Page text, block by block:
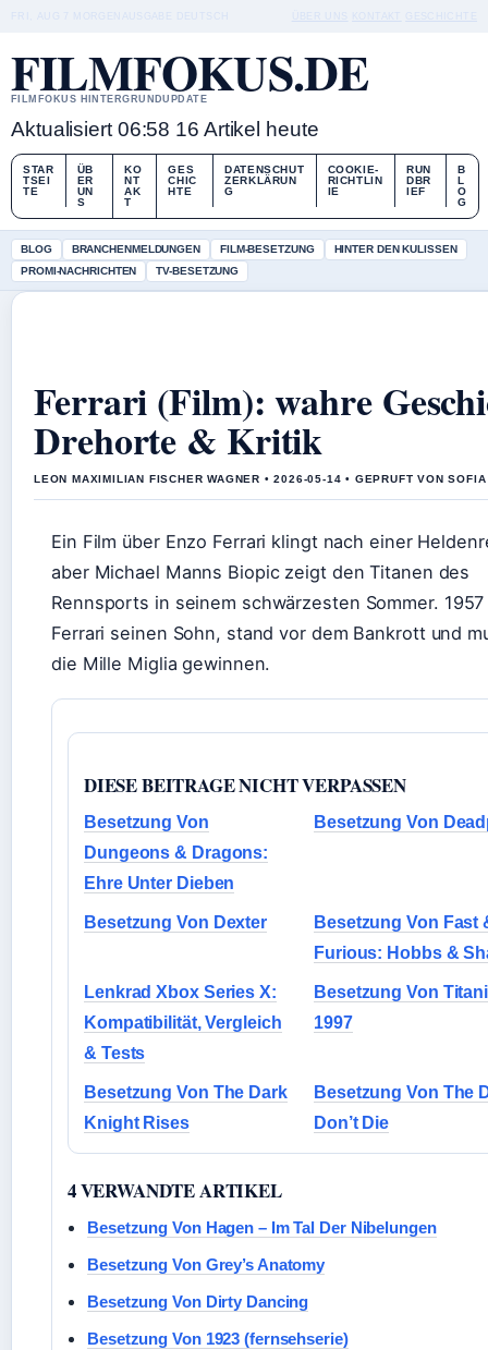
FILMFOKUS.DE
FILMFOKUS HINTERGRUNDUPDATE
Aktualisiert 06:58 16 Artikel heute
STAR
TSEI
TE
ÜB
ER
UN
S
KO
NT
AK
T
GES
CHIC
HTE
DATENSCHUT
ZERKLÄRUN
G
COOKIE-
RICHTLIN
IE
RUN
DBR
IEF
B
L
O
G
BLOG BRANCHENMELDUNGEN FILM-BESETZUNG
HINTER DEN KULISSEN
PROMI-NACHRICHTEN
TV-BESETZUNG
Ferrari (Film): wahre
Drehorte & Kritik
LEON MAXIMILIAN FISCHER WAGNER • 2026-05-14 • GEPRUFT VON SOFIA
Ein Film über Enzo Ferrari klingt nach einer
aber Michael Manns Biopic zeigt den Titanen des
Rennsports in seinem schwärzesten Sommer.
Ferrari seinen Sohn, stand vor dem Bankrott und
die Mille Miglia gewinnen.
DIESE BEITRAGE NICHT VERPASSEN
Besetzung Von
Dungeons & Dragons:
Ehre Unter Dieben
Besetzung Von
Besetzung Von Dexter
Besetzung Von Fast
Furious: Hobbs &
Lenkrad Xbox Series X:
Kompatibilität, Vergleich
& Tests
Besetzung Von
1997
Besetzung Von The Dark
Knight Rises
Besetzung Von The
Don’t Die
4 VERWANDTE ARTIKEL
Besetzung Von Hagen – Im Tal Der Nibelungen
Besetzung Von Grey’s Anatomy
Besetzung Von Dirty Dancing
Besetzung Von 1923 (fernsehserie)